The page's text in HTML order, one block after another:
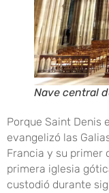
Nave central
Porque Saint Denis
evangelizó las
Francia y su primer
primera iglesia
custodió durante